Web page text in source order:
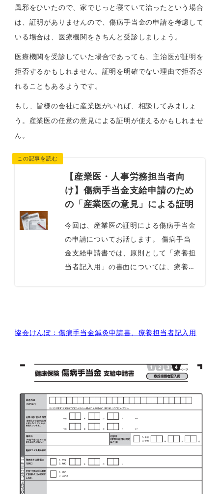
風邪をひいたので、家でじっと寝ていて治ったという場合
は、証明がありませんので、傷病手当金の申請を考慮して
いる場合は、医療機関をきちんと受診しましょう。
医療機関を受診していた場合であっても、主治医が証明を
拒否するかもしれません。証明を明確でない理由で拒否さ
れることもあるようです。
もし、皆様の会社に産業医がいれば、相談してみましょ
う。産業医の任意の意見による証明が使えるかもしれませ
ん。
【産業医・人事労務担当者向
け】傷病手当金支給申請のため
の「産業医の意見」による証明
今回は、産業医の証明による傷病手当金
の申請についてお話します。 傷病手当
金支給申請書では、原則として「療養担
当者記入用」の書面については、療養担
協会けんぽ：傷病手当金鍼灸申請書、療養担当者記入用